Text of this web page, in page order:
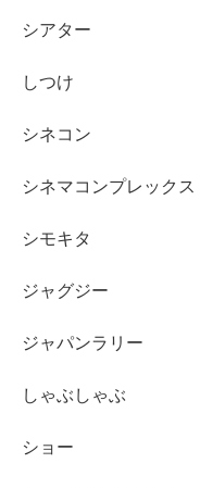
シアター
しつけ
シネコン
シネマコンプレックス
シモキタ
ジャグジー
ジャパンラリー
しゃぶしゃぶ
ショー